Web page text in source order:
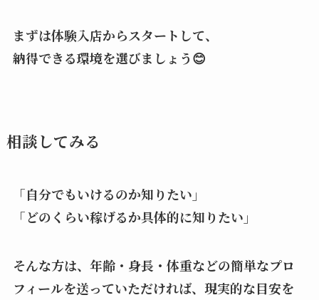
まずは体験入店からスタートして、
納得できる環境を選びましょう😊
相談してみる
「自分でもいけるのか知りたい」
「どのくらい稼げるか具体的に知りたい」
そんな方は、年齢・身長・体重などの簡単なプロ
フィールを送っていただければ、現実的な目安を